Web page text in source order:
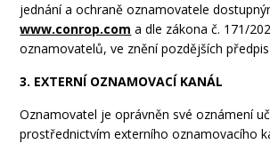
jednání a ochraně oznamovatele
www.conrop.com a dle zákona č. 171/
oznamovatelů, ve znění pozdějších
3. EXTERNÍ OZNAMOVACÍ KANÁL
Oznamovatel je oprávněn své oznámení
prostřednictvím externího oznamovacího